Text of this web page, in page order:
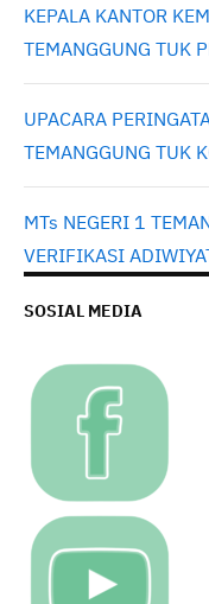
KEPALA KANTOR
TEMANGGUNG TUK
UPACARA
TEMANGGUNG TUK
MTs NEGERI 1
VERIFIKASI
SOSIAL MEDIA